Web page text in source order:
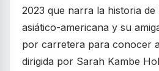
2023 que narra la historia de
asiático-americana y su
por carretera para conocer
dirigida por Sarah Kambe